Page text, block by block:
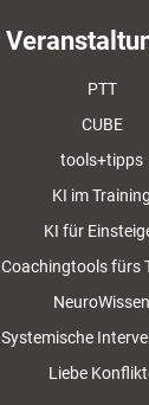
PTT
CUBE
tools+tipps
KI im Training
KI für
Coachingtools fürs
NeuroWissen
Systemische
Liebe